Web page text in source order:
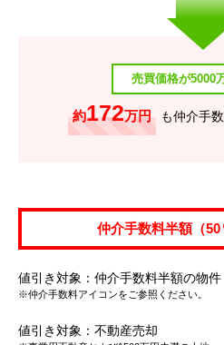
売買価格が5000
約172万円 も仲介手
仲介手数料半額（50
値引き対象：仲介手数料半額の物件
※仲介手数料アイコンをご参照ください。
値引き対象：不動産売却